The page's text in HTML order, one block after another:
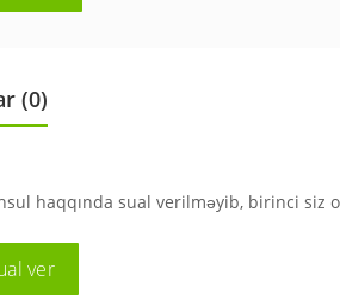
(0)
haqqında sual verilməyib, birinci siz
ver